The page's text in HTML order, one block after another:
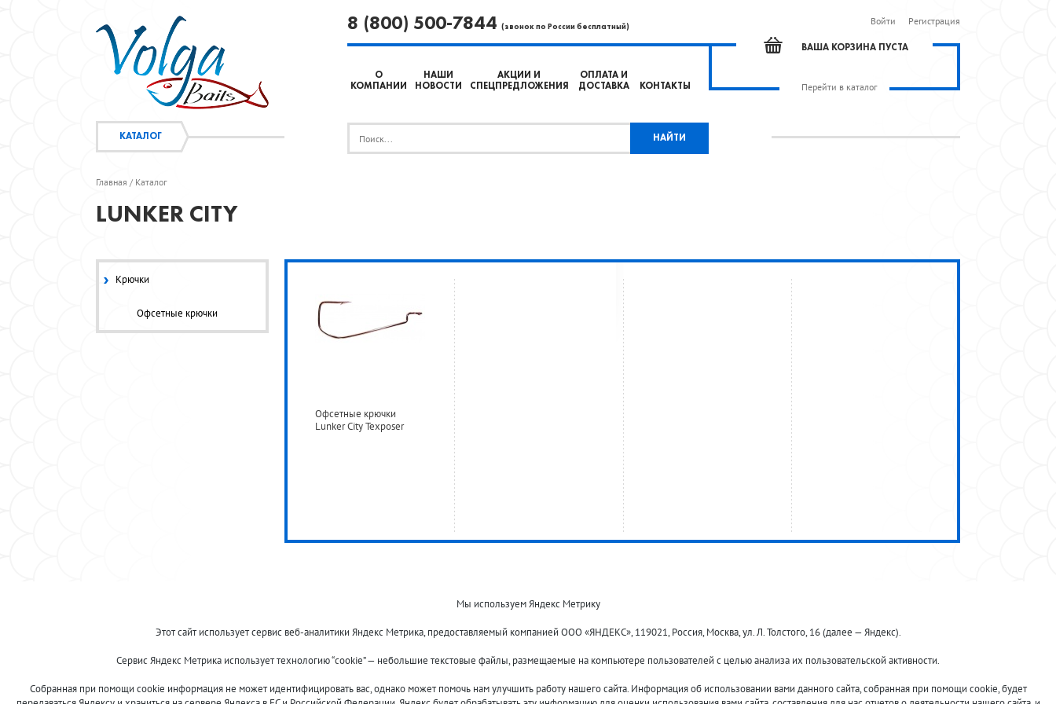
КАТАЛОГ
8 (800) 500-7844 (звонок по России бесплатный) Войти Регистрация
ВАША КОРЗИНА ПУСТА
Перейти в каталог
О
КОМПАНИИ
НАШИ
НОВОСТИ
АКЦИИ И
СПЕЦПРЕДЛОЖЕНИЯ
ОПЛАТА И
ДОСТАВКА
КОНТАКТЫ
Главная / Каталог
LUNKER CITY
Офсетные крючки
Lunker City Texposer
Крючки
Офсетные крючки
© 2013-2024 "Волжские приманки"
8 (800)
500-7844
Оплата и доставка
О компании
Гарантия и сервис
Контакты
Принимаем к оплате:
Мы используем Яндекс Метрику
Этот сайт использует сервис веб-аналитики Яндекс Метрика, предоставляемый компанией ООО «ЯНДЕКС», 119021, Россия, Москва, ул. Л. Толстого, 16 (далее — Яндекс).
Сервис Яндекс Метрика использует технологию “cookie” — небольшие текстовые файлы, размещаемые на компьютере пользователей с целью анализа их пользовательской активности.
Собранная при помощи cookie информация не может идентифицировать вас, однако может помочь нам улучшить работу нашего сайта. Информация об использовании вами данного сайта, собранная при помощи cookie, будет